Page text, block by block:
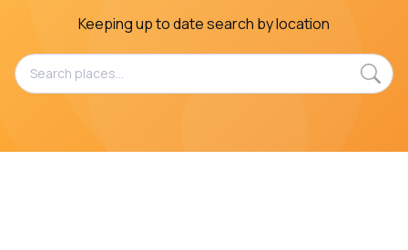
Keeping up to date search by location